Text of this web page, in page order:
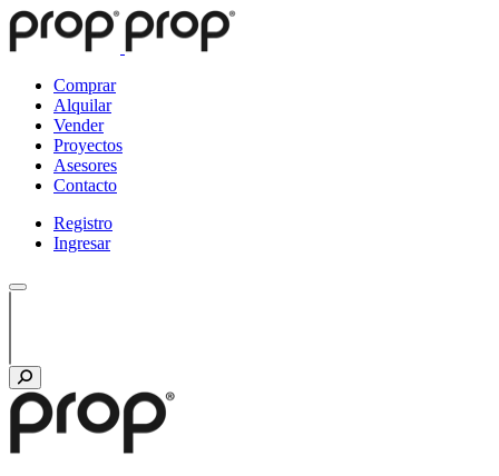
Comprar
Alquilar
Vender
Proyectos
Asesores
Contacto
Registro
Ingresar